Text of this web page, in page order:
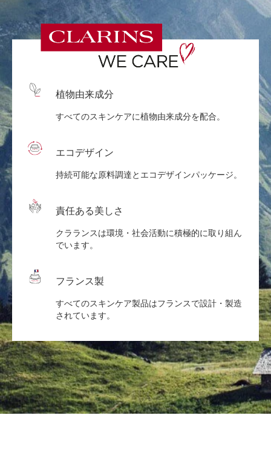
植物由来成分
すべてのスキンケアに植物由来成分を配合。
エコデザイン
持続可能な原料調達とエコデザインパッケージ。
責任ある美しさ
クラランスは環境・社会活動に積極的に取り組ん
でいます。
フランス製
すべてのスキンケア製品はフランスで設計・製造
されています。